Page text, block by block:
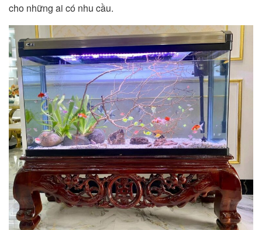
cho những ai có nhu cầu.